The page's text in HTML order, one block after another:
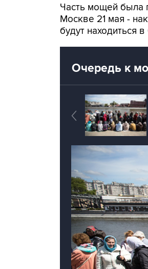
Часть мощей была
Москве 21 мая -
будут находиться
Очередь к